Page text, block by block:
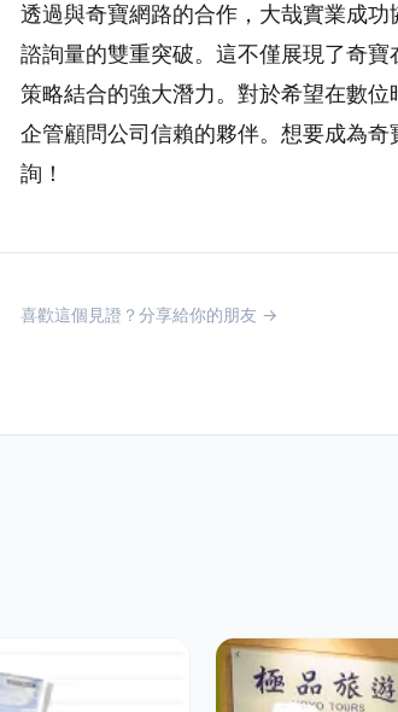
透過與奇寶網路的合作，大哉實業成
諮詢量的雙重突破。這不僅展現了奇
策略結合的強大潛力。對於希望在數
企管顧問公司信賴的夥伴。 想要成為奇
詢！
喜歡這個見證？分享給你的朋友 →